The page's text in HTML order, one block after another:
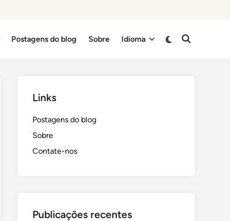
Postagens do blog Sobre Idioma
Switch
Open
Links
Postagens do blog
Sobre
Contate-nos
Publicações recentes